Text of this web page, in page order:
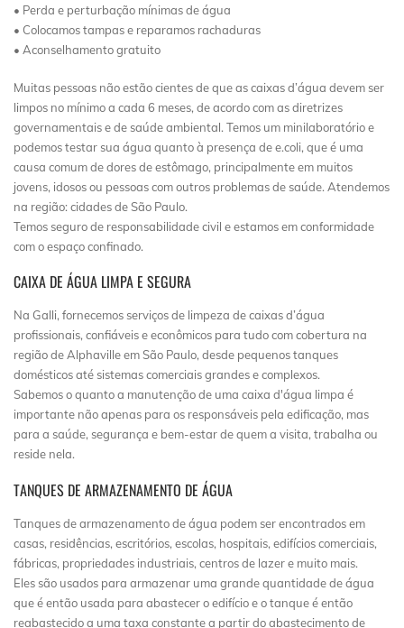
• Perda e perturbação mínimas de água
• Colocamos tampas e reparamos rachaduras
• Aconselhamento gratuito
Muitas pessoas não estão cientes de que as caixas d’água devem ser
limpos no mínimo a cada 6 meses, de acordo com as diretrizes
governamentais e de saúde ambiental. Temos um minilaboratório e
podemos testar sua água quanto à presença de e.coli, que é uma
causa comum de dores de estômago, principalmente em muitos
jovens, idosos ou pessoas com outros problemas de saúde. Atendemos
na região: cidades de São Paulo.
Temos seguro de responsabilidade civil e estamos em conformidade
com o espaço confinado.
CAIXA DE ÁGUA LIMPA E SEGURA
Na Galli, fornecemos serviços de limpeza de caixas d’água
profissionais, confiáveis e econômicos para tudo com cobertura na
região de Alphaville em São Paulo, desde pequenos tanques
domésticos até sistemas comerciais grandes e complexos.
Sabemos o quanto a manutenção de uma caixa d'água limpa é
importante não apenas para os responsáveis pela edificação, mas
para a saúde, segurança e bem-estar de quem a visita, trabalha ou
reside nela.
TANQUES DE ARMAZENAMENTO DE ÁGUA
Tanques de armazenamento de água podem ser encontrados em
casas, residências, escritórios, escolas, hospitais, edifícios comerciais,
fábricas, propriedades industriais, centros de lazer e muito mais.
Eles são usados para armazenar uma grande quantidade de água
que é então usada para abastecer o edifício e o tanque é então
reabastecido a uma taxa constante a partir do abastecimento de